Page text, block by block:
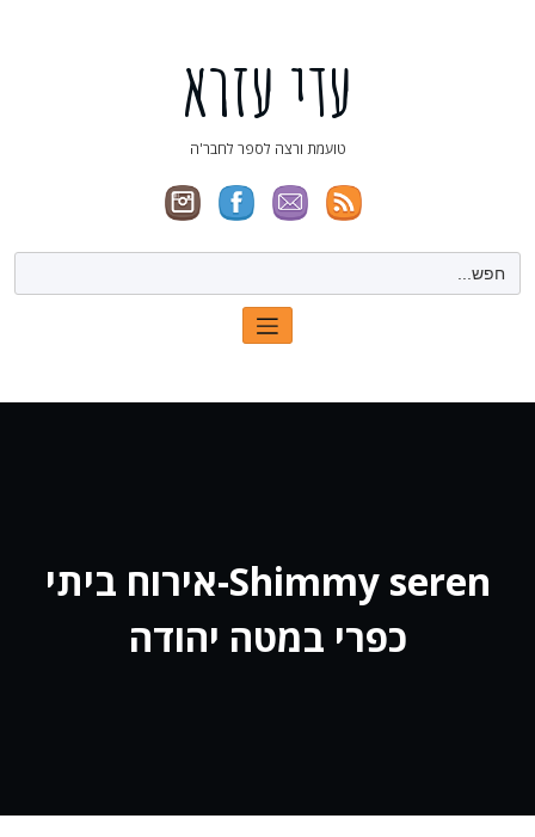
עדי עזרא
טועמת ורצה לספר לחבר'ה
Search
for:
Shimmy seren-אירוח ביתי
כפרי במטה יהודה